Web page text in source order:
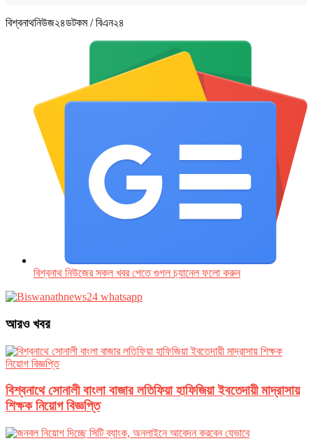
বিশ্বনাথনিউজ২৪ডটকম / বিএন২৪
বিশ্বনাথ নিউজের সকল খবর পেতে গুগল চ‌্যানেল ফলো করুন
আরও খবর
বিশ্বনাথে সোনালী বাংলা বাজার লতিফিয়া হাফিজিয়া ইবতেদায়ী মাদ্রাসায়
শিক্ষক নিয়োগ বিজ্ঞপ্তি